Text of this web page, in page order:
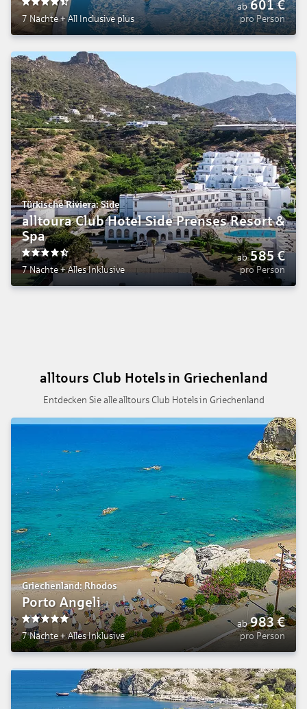
4.5
7 Nächte+All Inclusive plus
ab 601€
pro Person
Türkische Riviera: Side
alltoura Club Hotel Side Prenses Resort &
Spa
4.5
7 Nächte+Alles Inklusive
ab 585€
pro Person
alltours Club Hotels in Griechenland
Entdecken Sie alle alltours Club Hotels in Griechenland
Griechenland: Rhodos
Porto Angeli
5
7 Nächte+Alles Inklusive
ab 983€
pro Person